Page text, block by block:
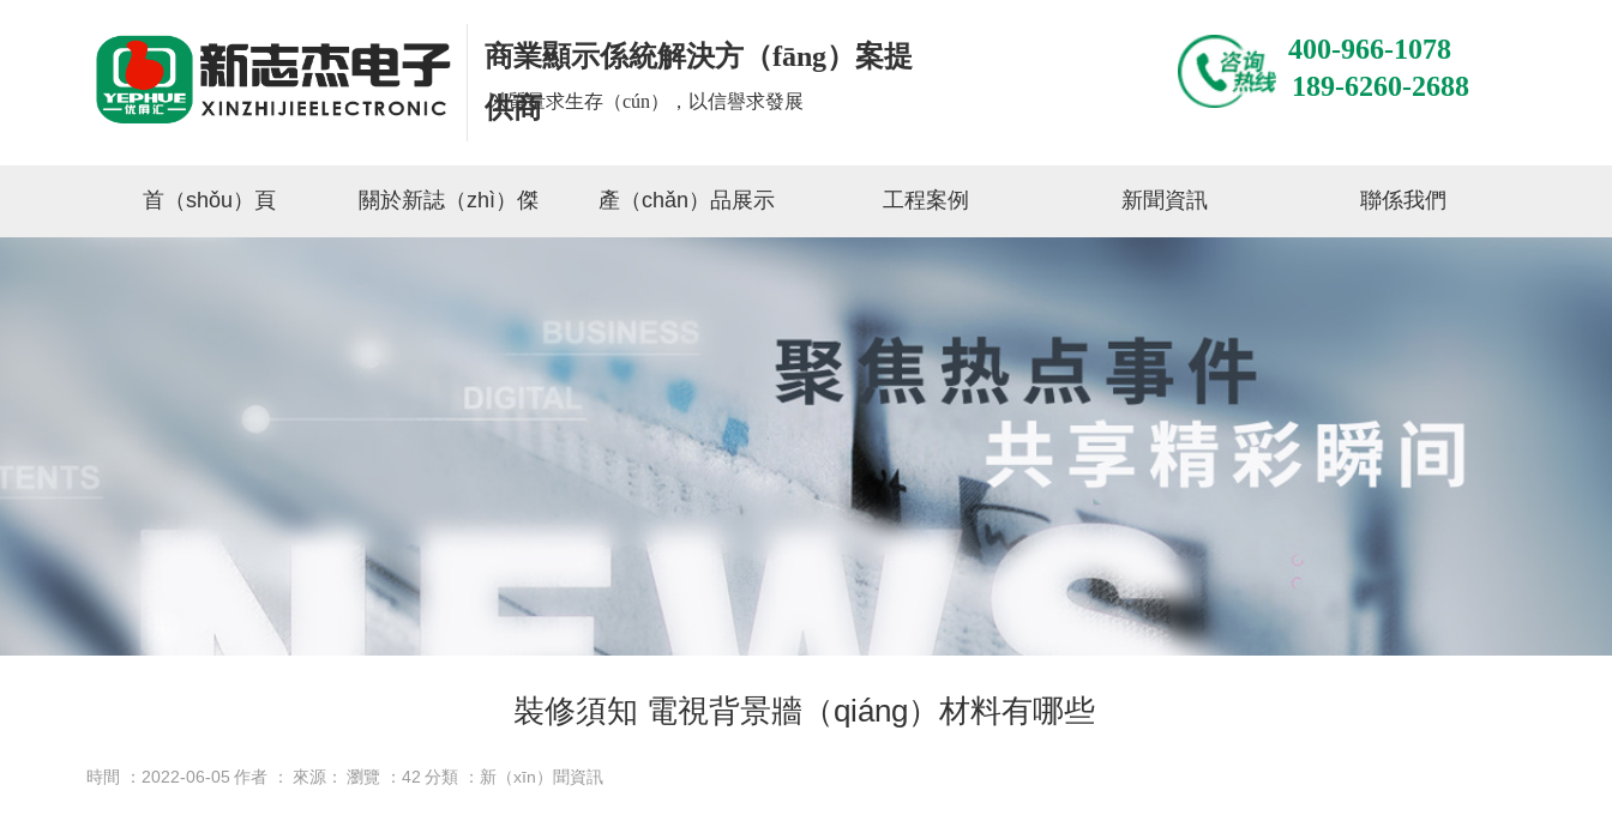
商業顯示係統解決方（fāng）案提
供商
以質量求生存（cún），以信譽求發展
400-966-1078
189-6260-2688
首（shǒu）頁 關於新誌（zhì）傑 產（chǎn）品展示 工程案例 新聞資訊 聯係我們
裝修須知 電視背景牆（qiáng）材料有哪些
時間 ：2022-06-05 作者 ： 來源： 瀏覽 ： 42 分類 ：新（xīn）聞資訊